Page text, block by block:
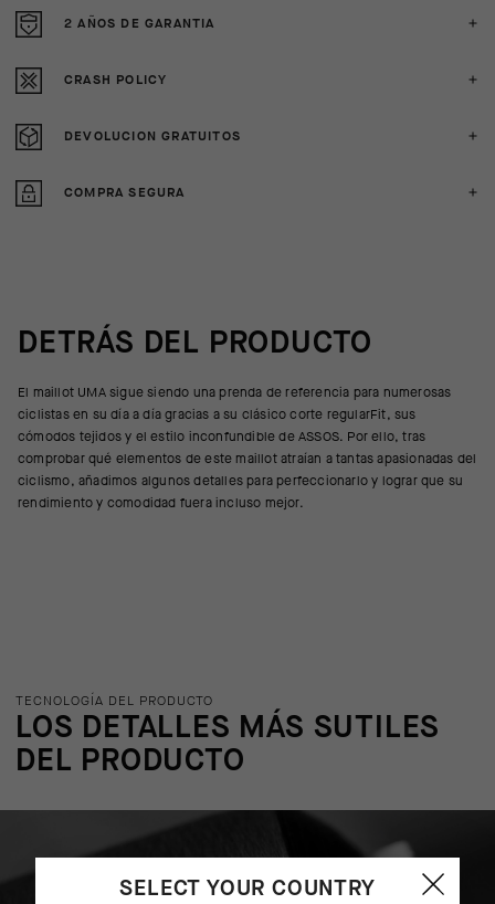
2 AÑOS DE GARANTIA
CRASH POLICY
DEVOLUCION GRATUITOS
COMPRA SEGURA
DETRÁS DEL PRODUCTO
El maillot UMA sigue siendo una prenda de referencia para numerosas
ciclistas en su día a día gracias a su clásico corte regularFit, sus
cómodos tejidos y el estilo inconfundible de ASSOS. Por ello, tras
comprobar qué elementos de este maillot atraían a tantas apasionadas del
ciclismo, añadimos algunos detalles para perfeccionarlo y lograr que su
rendimiento y comodidad fuera incluso mejor.
TECNOLOGÍA DEL PRODUCTO
LOS DETALLES MÁS SUTILES
DEL PRODUCTO
SELECT YOUR COUNTRY